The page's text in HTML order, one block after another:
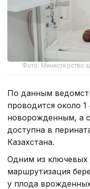
Фото: Министерство
По данным
проводится около
новорожденным, а
доступна в
Казахстана.
Одним из ключевых
маршрутизация
у плода